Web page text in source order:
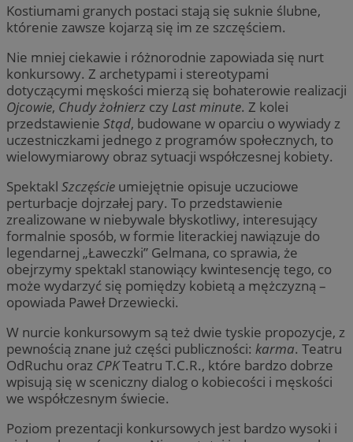
Kostiumami granych postaci stają się suknie ślubne,
którenie zawsze kojarzą się im ze szczęściem.
Nie mniej ciekawie i różnorodnie zapowiada się nurt
konkursowy. Z archetypami i stereotypami
dotyczącymi męskości mierzą się bohaterowie realizacji
Ojcowie, Chudy żołnierz czy Last minute. Z kolei
przedstawienie Stąd, budowane w oparciu o wywiady z
uczestniczkami jednego z programów społecznych, to
wielowymiarowy obraz sytuacji współczesnej kobiety.
Spektakl Szczęście umiejętnie opisuje uczuciowe
perturbacje dojrzałej pary. To przedstawienie
zrealizowane w niebywale błyskotliwy, interesujący
formalnie sposób, w formie literackiej nawiązuje do
legendarnej „Ławeczki” Gelmana, co sprawia, że
obejrzymy spektakl stanowiący kwintesencję tego, co
może wydarzyć się pomiędzy kobietą a mężczyzną –
opowiada Paweł Drzewiecki.
W nurcie konkursowym są też dwie tyskie propozycje, z
pewnością znane już części publiczności: karma. Teatru
OdRuchu oraz CPKTeatru T.C.R., które bardzo dobrze
wpisują się w sceniczny dialog o kobiecości i męskości
we współczesnym świecie.
Poziom prezentacji konkursowych jest bardzo wysoki i